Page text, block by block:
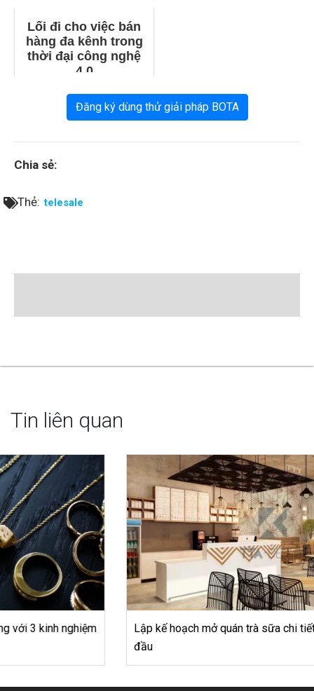
Lối đi cho việc bán
hàng đa kênh trong
thời đại công nghệ
4.0
Đăng ký dùng thử giải pháp BOTA
Chia sẻ:
Thẻ: telesale
Tin liên quan
Lập kế hoạch mở quán trà sữa chi tiết cho người mới bắt